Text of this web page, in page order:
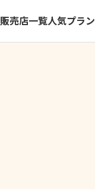
販売店一覧人気プラン